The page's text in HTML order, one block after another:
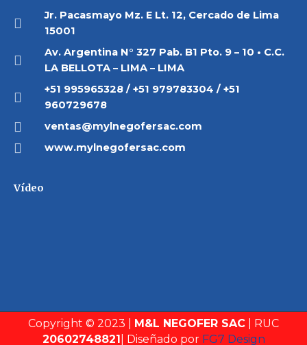
Jr. Pacasmayo Mz. E Lt. 12, Cercado de Lima
15001
Av. Argentina N° 327 Pab. B1 Pto. 9 – 10 • C.C.
LA BELLOTA – LIMA – LIMA
+51 995965328 / +51 979783304 / +51
960729678
ventas@mylnegofersac.com
www.mylnegofersac.com
Vídeo
Copyright © 2023 | M&L NEGOFER SAC | RUC
20602748821
| Diseñado por FG7 Design